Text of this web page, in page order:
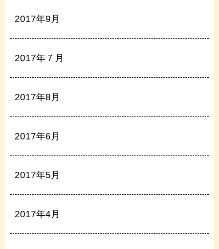
2017年9月
2017年７月
2017年8月
2017年6月
2017年5月
2017年4月